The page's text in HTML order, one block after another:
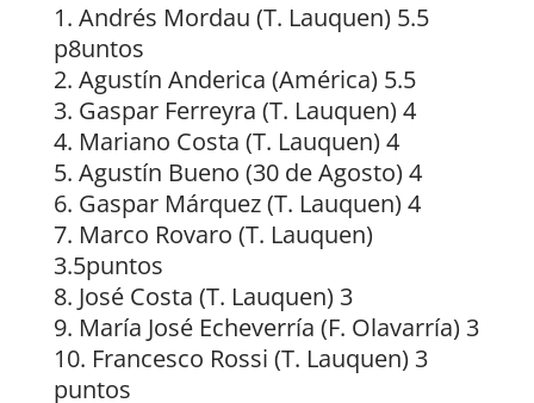
Andrés Mordau (T. Lauquen) 5.5
p8untos
Agustín Anderica (América) 5.5
Gaspar Ferreyra (T. Lauquen) 4
Mariano Costa (T. Lauquen) 4
Agustín Bueno (30 de Agosto) 4
Gaspar Márquez (T. Lauquen) 4
Marco Rovaro (T. Lauquen)
3.5puntos
José Costa (T. Lauquen) 3
María José Echeverría (F. Olavarría) 3
Francesco Rossi (T. Lauquen) 3
puntos